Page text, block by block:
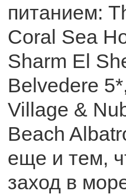
питанием:
Coral Sea
Sharm El
Belvedere
Village &
Beach
еще и тем,
заход в